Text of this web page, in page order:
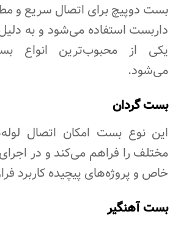
بست دوپیچ برای اتصال سریع و
داربست استفاده می‌شود و به
یکی از محبوب‌ترین انواع
می‌شود.
بست گردان
این نوع بست امکان اتصال
مختلف را فراهم می‌کند و در
خاص و پروژه‌های پیچیده کاربرد
بست آهنگیر